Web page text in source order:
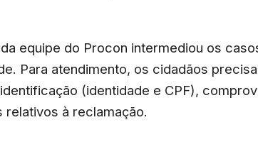
equipe do Procon intermediou os
Para atendimento, os cidadãos
(identidade e CPF),
relativos à reclamação.